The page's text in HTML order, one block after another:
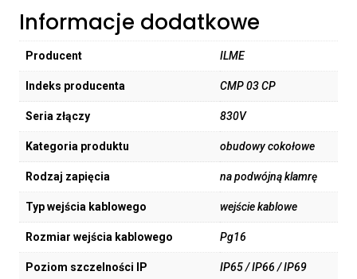
Informacje dodatkowe
Producent ILME
Indeks producenta CMP 03 CP
Seria złączy 830V
Kategoria produktu obudowy cokołowe
Rodzaj zapięcia na podwójną klamrę
Typ wejścia kablowego wejście kablowe
Rozmiar wejścia kablowego Pg16
Poziom szczelności IP IP65 / IP66 / IP69